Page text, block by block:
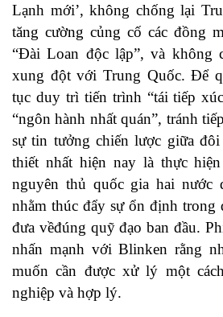
Lạnh mới’, không chống lại
tăng cường củng cố các đồng
“Đài Loan độc lập”, và không
xung đột với Trung Quốc. Để
tục duy trì tiến trình “tái tiếp
“ngôn hành nhất quán”, tránh
sự tin tưởng chiến lược giữa
thiết nhất hiện nay là thực
nguyên thủ quốc gia hai nước
nhằm thúc đẩy sự ổn định trong
đưa vềđúng quỹ đạo ban đầu.
nhấn mạnh với Blinken rằng
muốn cần được xử lý một
nghiệp và hợp lý.